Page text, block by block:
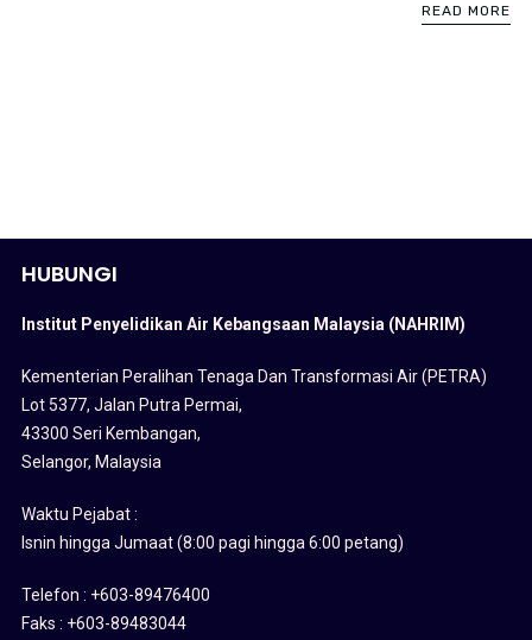
READ MORE
HUBUNGI
Institut Penyelidikan Air Kebangsaan Malaysia (NAHRIM)
Kementerian Peralihan Tenaga Dan Transformasi Air (PETRA)
Lot 5377, Jalan Putra Permai,
43300 Seri Kembangan,
Selangor, Malaysia
Waktu Pejabat :
Isnin hingga Jumaat (8:00 pagi hingga 6:00 petang)
Telefon : +603-89476400
Faks : +603-89483044